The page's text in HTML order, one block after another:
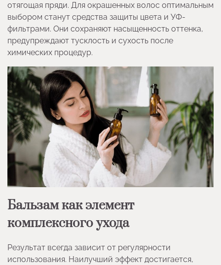
отягощая пряди. Для окрашенных волос оптимальным
выбором станут средства защиты цвета и УФ-
фильтрами. Они сохраняют насыщенность оттенка,
предупреждают тусклость и сухость после
химических процедур.
Бальзам как элемент
комплексного ухода
Результат всегда зависит от регулярности
использования. Наилучший эффект достигается,